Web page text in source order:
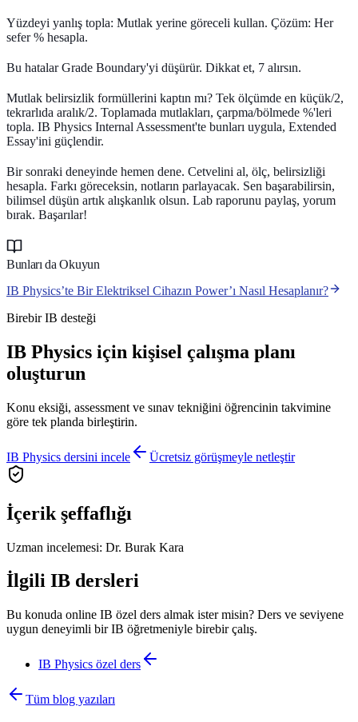
Yüzdeyi yanlış topla: Mutlak yerine göreceli kullan. Çözüm: Her
sefer % hesapla.
Bu hatalar Grade Boundary'yi düşürür. Dikkat et, 7 alırsın.
Mutlak belirsizlik formüllerini kaptın mı? Tek ölçümde en küçük/2,
tekrarlıda aralık/2. Toplamada mutlakları, çarpma/bölmede %'leri
topla. IB Physics Internal Assessment'te bunları uygula, Extended
Essay'ini güçlendir.
Bir sonraki deneyinde hemen dene. Cetvelini al, ölç, belirsizliği
hesapla. Farkı göreceksin, notların parlayacak. Sen başarabilirsin,
bilimsel düşün artık alışkanlık olsun. Lab raporunu paylaş, yorum
bırak. Başarılar!
Bunları da Okuyun
IB Physics’te Bir Elektriksel Cihazın Power’ı Nasıl Hesaplanır?
Birebir IB desteği
IB Physics için kişisel çalışma planı
oluşturun
Konu eksiği, assessment ve sınav tekniğini öğrencinin takvimine
göre tek planda birleştirin.
IB Physics dersini incele Ücretsiz görüşmeyle netleştir
İçerik şeffaflığı
Uzman incelemesi: Dr. Burak Kara
İlgili IB dersleri
Bu konuda online IB özel ders almak ister misin? Ders ve seviyene
uygun deneyimli bir IB öğretmeniyle birebir çalış.
IB Physics özel ders
Tüm blog yazıları